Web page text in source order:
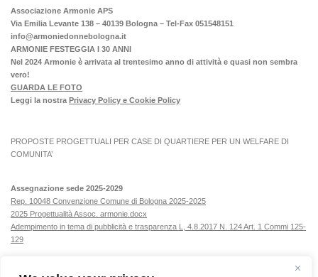
Associazione Armonie APS
Via Emilia Levante 138 – 40139 Bologna – Tel-Fax 051548151
info@armoniedonnebologna.it
ARMONIE FESTEGGIA I 30 ANNI
Nel 2024 Armonie è arrivata al trentesimo anno di attività e quasi non sembra
vero!
GUARDA LE FOTO
Leggi la nostra Privacy Policy e Cookie Policy
PROPOSTE PROGETTUALI PER CASE DI QUARTIERE PER UN WELFARE DI
COMUNITA’
Assegnazione sede 2025-2029
Rep. 10048 Convenzione Comune di Bologna 2025-2025
2025 Progettualità Assoc. armonie.docx
Adempimento in tema di pubblicità e trasparenza L, 4.8.2017 N. 124 Art. 1 Commi 125-
129